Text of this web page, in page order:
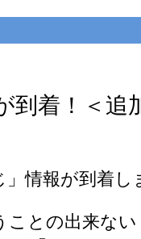
着！＜追
情報が到着し
ことの出来ない